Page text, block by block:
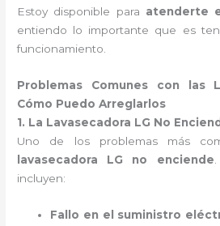
Estoy disponible para atenderte
entiendo lo importante que es
funcionamiento.
Problemas Comunes con las
Cómo Puedo Arreglarlos
1. La Lavasecadora LG No
Uno de los problemas más
lavasecadora LG no enciende
incluyen:
Fallo en el suministro